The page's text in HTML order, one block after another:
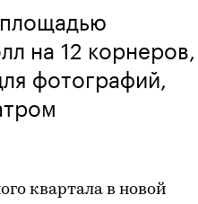
на 12 корнеров,
фотографий,
квартала в новой